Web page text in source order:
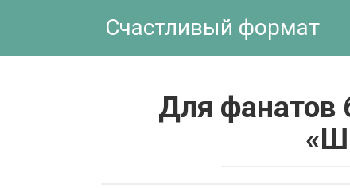
Счастливый формат
Для фанатов